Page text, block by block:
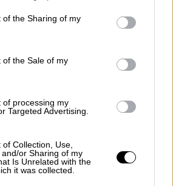
or usage behaviour. You may click to
to Google and its third-party tags to
specified purposes in below Google
of the Sharing of my
of the Sale of my
of processing my
Targeted Advertising.
Collection, Use,
or Sharing of my
Is Unrelated with the
it was collected.
07:45
ΤΙ;
Δεσμός της